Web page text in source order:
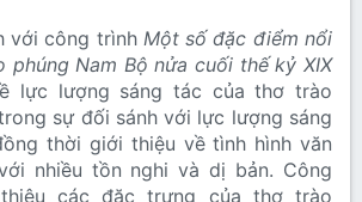
với công trình Một số đặc điểm nổi
phúng Nam Bộ nửa cuối thế kỷ XIX
lực lượng sáng tác của thơ trào
sự đối sánh với lực lượng sáng
thời giới thiệu về tình hình văn
nhiều tồn nghi và dị bản. Công
các đặc trưng của thơ trào